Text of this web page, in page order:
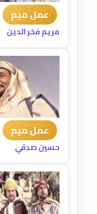
عمل ميم
مريم فخر الدين
عمل ميم
حسين صدقي